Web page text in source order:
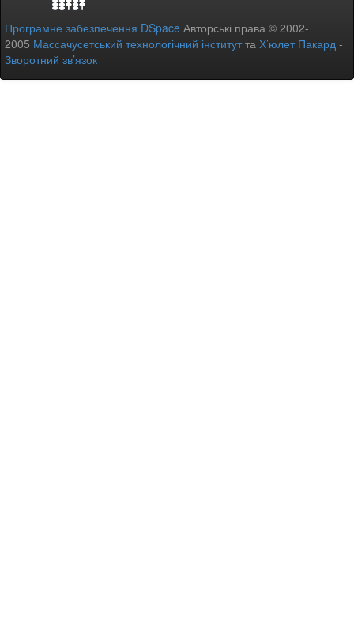
Програмне забезпечення DSpace Авторські права © 2002-
2005 Массачусетський технологічний інститутта Х’юлет Пакард -
Зворотний зв’язок